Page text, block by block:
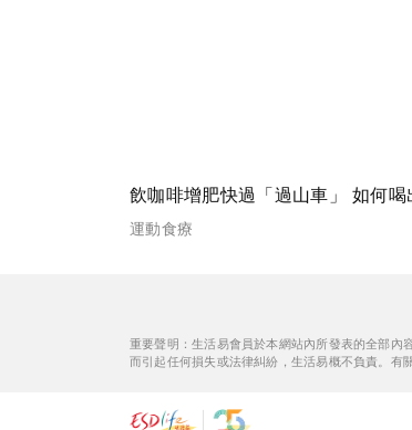
飲咖啡增肥快過「過山車」 如何喝
運動食療
重要聲明：生活易會員於本網站內所發表的全部內
而引起任何損失或法律糾紛，生活易概不負責。有